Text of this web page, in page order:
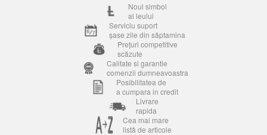
Noul simbol
al leului
Serviciu suport
șase zile din săptamina
Prețuri competitive
scăzute
Calitate si garantie
comenzii dumneavoastra
Posibilitatea de
a cumpara in credit
Livrare
rapida
Cea mai mare
listă de articole